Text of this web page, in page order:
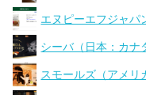
エヌピーエフジャパ
シーバ（日本：カナ
スモールズ（アメリ